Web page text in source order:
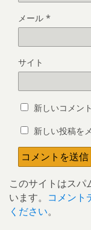
メール *
サイト
新しいコメン
新しい投稿を
このサイトはス
います。 コメント
ください。